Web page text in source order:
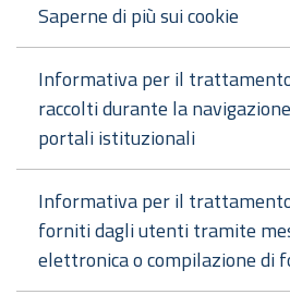
Saperne di più sui cookie
Informativa per il
raccolti durante la
portali istituzionali
Informativa per il
forniti dagli utenti tramite
elettronica o compilazione di